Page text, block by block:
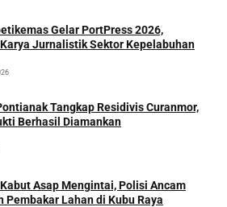
Gelar PortPress 2026,
Jurnalistik Sektor Kepelabuhan
Tangkap Residivis Curanmor,
Berhasil Diamankan
Asap Mengintai, Polisi Ancam
Pembakar Lahan di Kubu Raya